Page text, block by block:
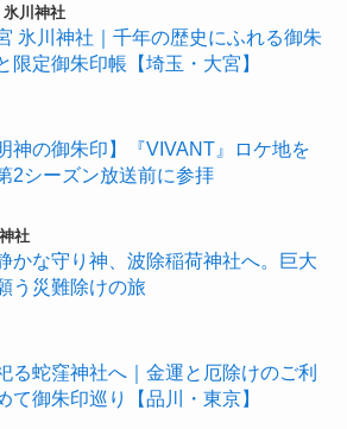
川神社
氷川神社｜千年の歴史にふれる御朱
限定御朱印帳【埼玉・大宮】
神の御朱印】『VIVANT』ロケ地を
2シーズン放送前に参拝
社
かな守り神、波除稲荷神社へ。巨大
う災難除けの旅
る蛇窪神社へ｜金運と厄除けのご利
て御朱印巡り【品川・東京】